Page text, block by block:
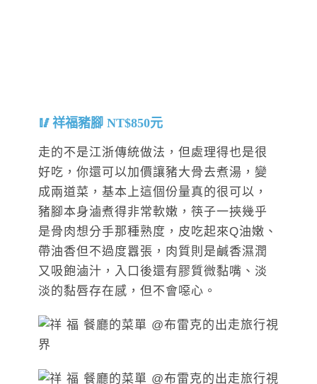
祥福豬腳 NT$850元
走的不是江浙傳統做法，但處理得也是很
好吃，你還可以加價讓豬大骨去煮湯，變
成兩道菜，基本上這個份量真的很可以，
豬腳本身滷煮得非常軟嫩，筷子一挾幾乎
是骨肉想分手那種熟度，皮吃起來Q油嫩、
帶油香但不過度囂張，肉質則是鹹香濕潤
又吸飽滷汁，入口後還有膠質微黏嘴、淡
淡的黏唇存在感，但不會噁心。